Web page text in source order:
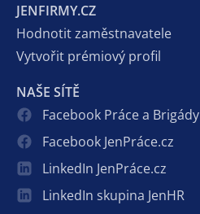
JENFIRMY.CZ
Hodnotit zaměstnavatele
Vytvořit prémiový profil
NAŠE SÍTĚ
Facebook Práce a Brigády
Facebook JenPráce.cz
LinkedIn JenPráce.cz
LinkedIn skupina JenHR